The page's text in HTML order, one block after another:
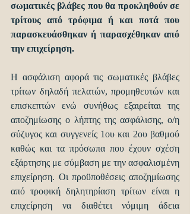
σωματικές βλάβες που θα προκληθούν σε
τρίτους από τρόφιμα ή και ποτά που
παρασκευάσθηκαν ή παρασχέθηκαν από
την επιχείρηση.
Η ασφάλιση αφορά τις σωματικές βλάβες
τρίτων δηλαδή πελατών, προμηθευτών και
επισκεπτών ενώ συνήθως εξαιρείται της
αποζημίωσης ο λήπτης της ασφάλισης, ο/η
σύζυγος και συγγενείς 1ου και 2ου βαθμού
καθώς και τα πρόσωπα που έχουν σχέση
εξάρτησης με σύμβαση με την ασφαλισμένη
επιχείρηση. Οι προϋποθέσεις αποζημίωσης
από τροφική δηλητηρίαση τρίτων είναι η
επιχείρηση να διαθέτει νόμιμη άδεια